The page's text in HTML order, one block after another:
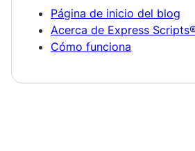
Página de inicio del blog
Acerca de Express
Cómo funciona